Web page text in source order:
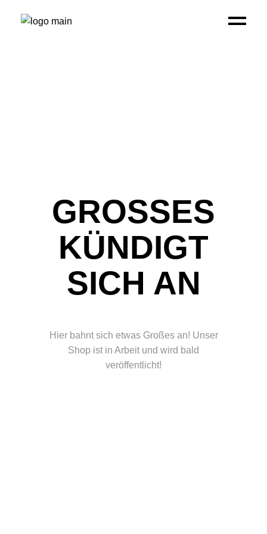
GROSSES K
ÜNDIGT S
ICH AN
Hier bahnt sich etwas Großes an! Unser
Shop ist in Arbeit und wird bald
veröffentlicht!